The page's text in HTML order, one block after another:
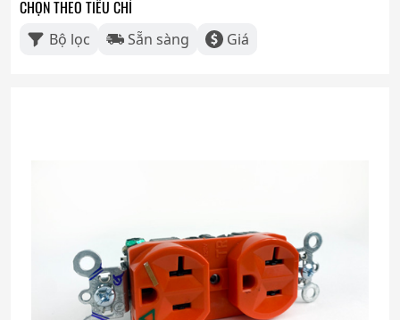
CHỌN THEO TIÊU CHÍ
Bộ lọc Sẵn sàng Giá